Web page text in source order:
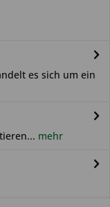
es sich um ein
mehr